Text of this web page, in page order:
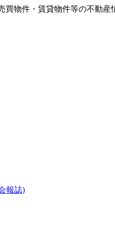
買物件・賃貸物件等の不動産
報誌)